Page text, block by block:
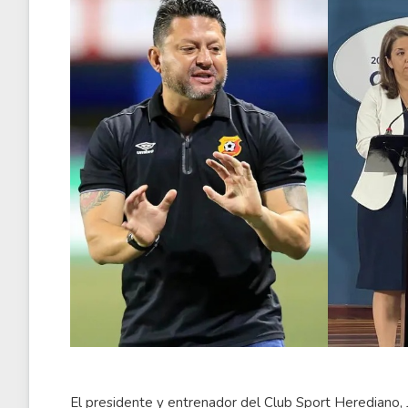
El presidente y entrenador del Club Sport